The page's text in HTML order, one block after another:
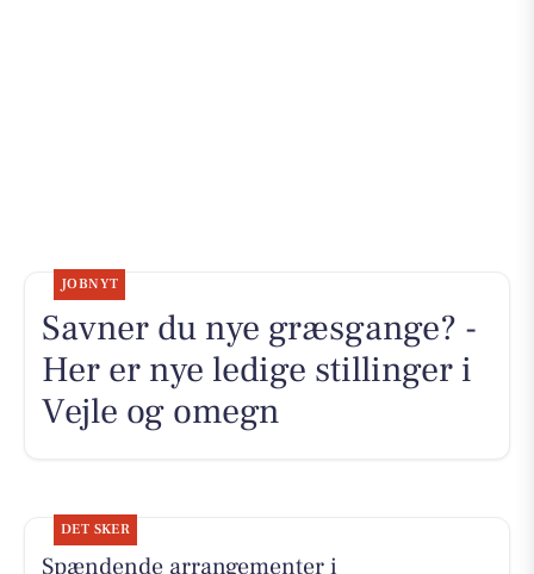
JOBNYT
Savner du nye græsgange? -
Her er nye ledige stillinger i
Vejle og omegn
DET SKER
Spændende arrangementer i